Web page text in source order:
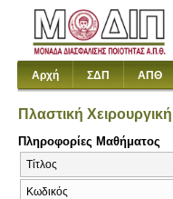
Αρχή ΣΔΠ ΑΠΘ
Πλαστική Χειρουργική
Πληροφορίες Μαθήματος
Τίτλος
Κωδικός